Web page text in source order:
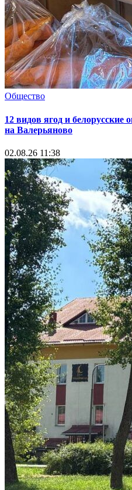
Общество
12 видов ягод и
на Валерьяново
02.08.26 11:38